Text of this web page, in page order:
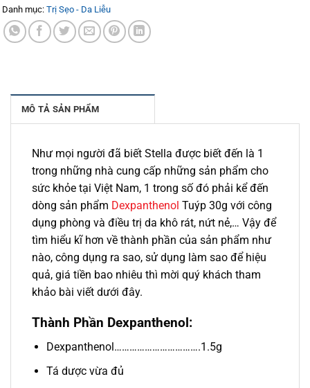
Danh mục: Trị Sẹo - Da Liễu
MÔ TẢ SẢN PHẨM
Như mọi người đã biết Stella được biết đến là 1
trong những nhà cung cấp những sản phẩm cho
sức khỏe tại Việt Nam, 1 trong số đó phải kể đến
dòng sản phẩm Dexpanthenol Tuýp 30g với công
dụng phòng và điều trị da khô rát, nứt nẻ,… Vậy để
tìm hiểu kĩ hơn về thành phần của sản phẩm như
nào, công dụng ra sao, sử dụng làm sao để hiệu
quả, giá tiền bao nhiêu thì mời quý khách tham
khảo bài viết dưới đây.
Thành Phần Dexpanthenol:
Dexpanthenol…………………………….1.5g
Tá dược vừa đủ